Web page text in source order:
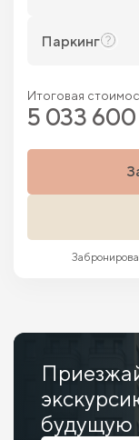
Паркинг
Итоговая
5 033
будущую